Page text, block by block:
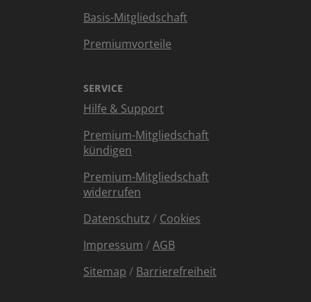
Basis-Mitgliedschaft
Premiumvorteile
SERVICE
Hilfe & Support
Premium-Mitgliedschaft
kündigen
Premium-Mitgliedschaft
widerrufen
Datenschutz / Cookies
Impressum /AGB
Sitemap / Barrierefreiheit